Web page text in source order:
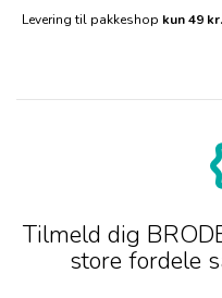
Levering til pakkeshop kun 49 kr.
Tilmeld dig
store fordele